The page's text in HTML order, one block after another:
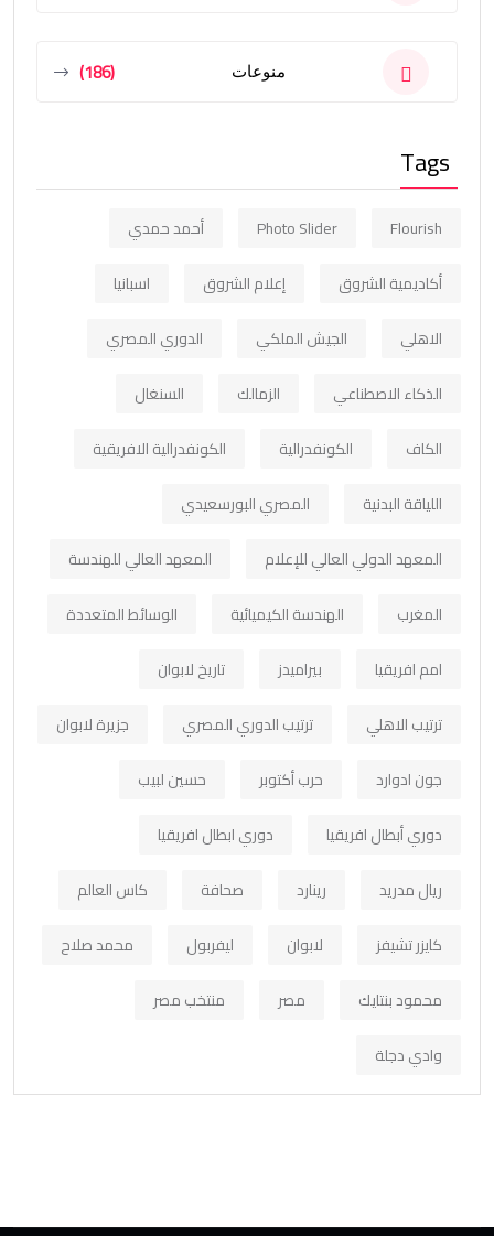
منوعات (186)
Tags
Flourish
Photo Slider
أحمد حمدي
أكاديمية الشروق
إعلام الشروق
اسبانيا
الاهلي
الجيش الملكي
الدوري المصري
الذكاء الاصطناعي
الزمالك
السنغال
الكاف
الكونفدرالية
الكونفدرالية الافريقية
اللياقة البدنية
المصري البورسعيدي
المعهد الدولي العالي للإعلام
المعهد العالي للهندسة
المغرب
الهندسة الكيميائية
الوسائط المتعددة
امم افريقيا
بيراميدز
تاريخ لابوان
ترتيب الاهلي
ترتيب الدوري المصري
جزيرة لابوان
جون ادوارد
حرب أكتوبر
حسين لبيب
دوري أبطال افريقيا
دوري ابطال افريقيا
ريال مدريد
رينارد صحافة
كاس العالم
كايزر تشيفز
لابوان ليفربول
محمد صلاح
محمود بنتايك
مصر
منتخب مصر
وادي دجلة